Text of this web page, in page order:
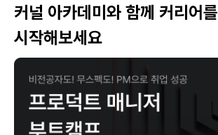
커널 아카데미와 함께 커리어를
시작해보세요